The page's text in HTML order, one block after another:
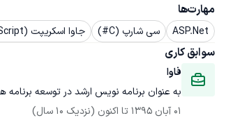
مهارت‌ها
ASP.Net سی شارپ (C#) جاوا اسکریپت (JavaScript)
سوابق کاری
فاوا
به عنوان برنامه نویس ارشد در توسعه
01 آبان 1395
تا اکنون (نزدیک 10 سال)